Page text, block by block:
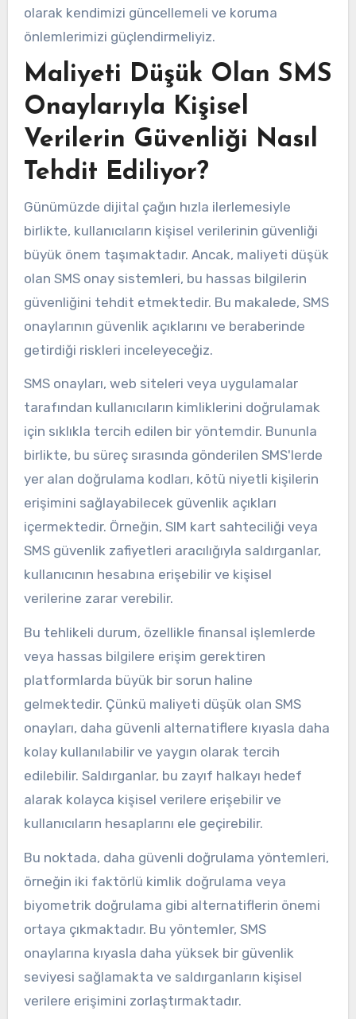
olarak kendimizi güncellemeli ve koruma
önlemlerimizi güçlendirmeliyiz.
Maliyeti Düşük Olan SMS
Onaylarıyla Kişisel
Verilerin Güvenliği Nasıl
Tehdit Ediliyor?
Günümüzde dijital çağın hızla ilerlemesiyle
birlikte, kullanıcıların kişisel verilerinin güvenliği
büyük önem taşımaktadır. Ancak, maliyeti düşük
olan SMS onay sistemleri, bu hassas bilgilerin
güvenliğini tehdit etmektedir. Bu makalede, SMS
onaylarının güvenlik açıklarını ve beraberinde
getirdiği riskleri inceleyeceğiz.
SMS onayları, web siteleri veya uygulamalar
tarafından kullanıcıların kimliklerini doğrulamak
için sıklıkla tercih edilen bir yöntemdir. Bununla
birlikte, bu süreç sırasında gönderilen SMS'lerde
yer alan doğrulama kodları, kötü niyetli kişilerin
erişimini sağlayabilecek güvenlik açıkları
içermektedir. Örneğin, SIM kart sahteciliği veya
SMS güvenlik zafiyetleri aracılığıyla saldırganlar,
kullanıcının hesabına erişebilir ve kişisel
verilerine zarar verebilir.
Bu tehlikeli durum, özellikle finansal işlemlerde
veya hassas bilgilere erişim gerektiren
platformlarda büyük bir sorun haline
gelmektedir. Çünkü maliyeti düşük olan SMS
onayları, daha güvenli alternatiflere kıyasla daha
kolay kullanılabilir ve yaygın olarak tercih
edilebilir. Saldırganlar, bu zayıf halkayı hedef
alarak kolayca kişisel verilere erişebilir ve
kullanıcıların hesaplarını ele geçirebilir.
Bu noktada, daha güvenli doğrulama yöntemleri,
örneğin iki faktörlü kimlik doğrulama veya
biyometrik doğrulama gibi alternatiflerin önemi
ortaya çıkmaktadır. Bu yöntemler, SMS
onaylarına kıyasla daha yüksek bir güvenlik
seviyesi sağlamakta ve saldırganların kişisel
verilere erişimini zorlaştırmaktadır.